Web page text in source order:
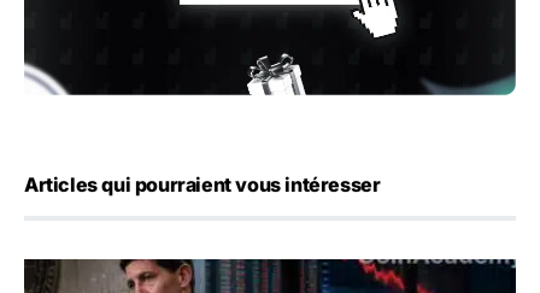
Articles qui pourraient vous intéresser
Kevin Warsh maintient sa communication minimaliste